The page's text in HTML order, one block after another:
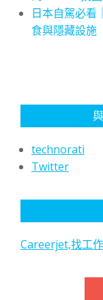
日本自駕必看
食與隱藏設施
technorati
Twitter
Careerjet,找工